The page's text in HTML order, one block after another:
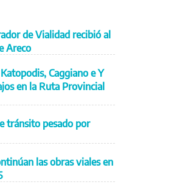
de Vialidad recibió al
Areco
Caggiano e Y
en la Ruta Provincial
tránsito pesado por
las obras viales en